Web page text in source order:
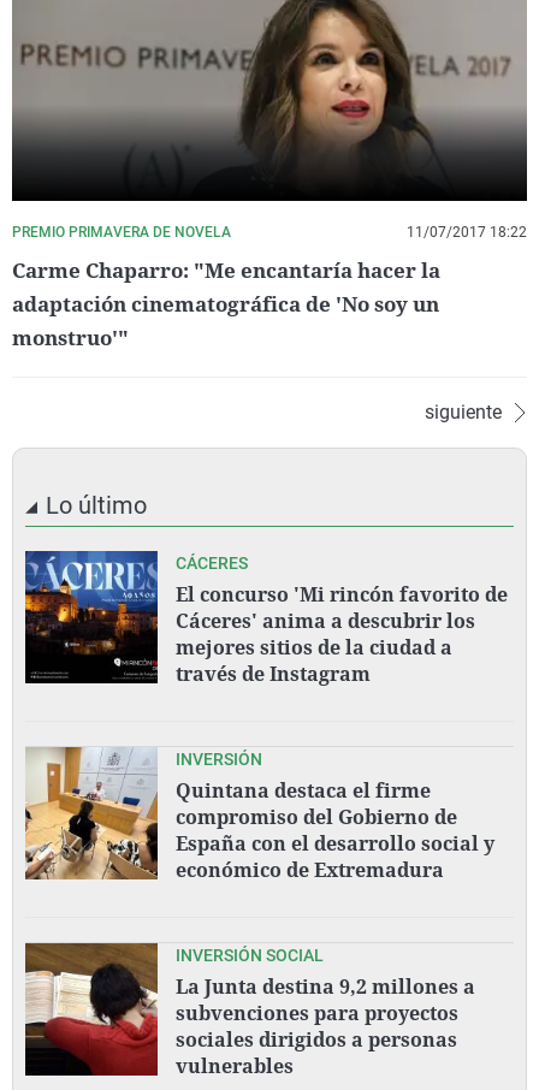
PREMIO PRIMAVERA DE NOVELA 11/07/2017 18:22
Carme Chaparro: "Me encantaría hacer la
adaptación cinematográfica de 'No soy un
monstruo'"
siguiente
Lo último
CÁCERES
El concurso 'Mi rincón favorito de
Cáceres' anima a descubrir los
mejores sitios de la ciudad a
través de Instagram
INVERSIÓN
Quintana destaca el firme
compromiso del Gobierno de
España con el desarrollo social y
económico de Extremadura
INVERSIÓN SOCIAL
La Junta destina 9,2 millones a
subvenciones para proyectos
sociales dirigidos a personas
vulnerables